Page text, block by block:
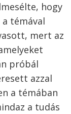
hogy
témával
mert az
próbál
azzal
a témában
a tudás